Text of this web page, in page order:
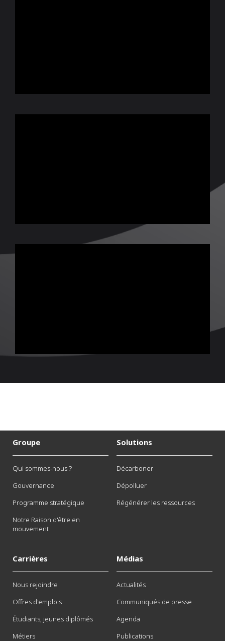
Groupe
Qui sommes-nous ?
Gouvernance
Programme stratégique
Notre Raison d'être en
mouvement
Solutions
Décarboner
Dépolluer
Régénérer les ressources
Carrières
Nous rejoindre
Offres d'emplois
Étudiants, jeunes diplômés
Métiers
Médias
Actualités
Communiqués de presse
Agenda
Publications